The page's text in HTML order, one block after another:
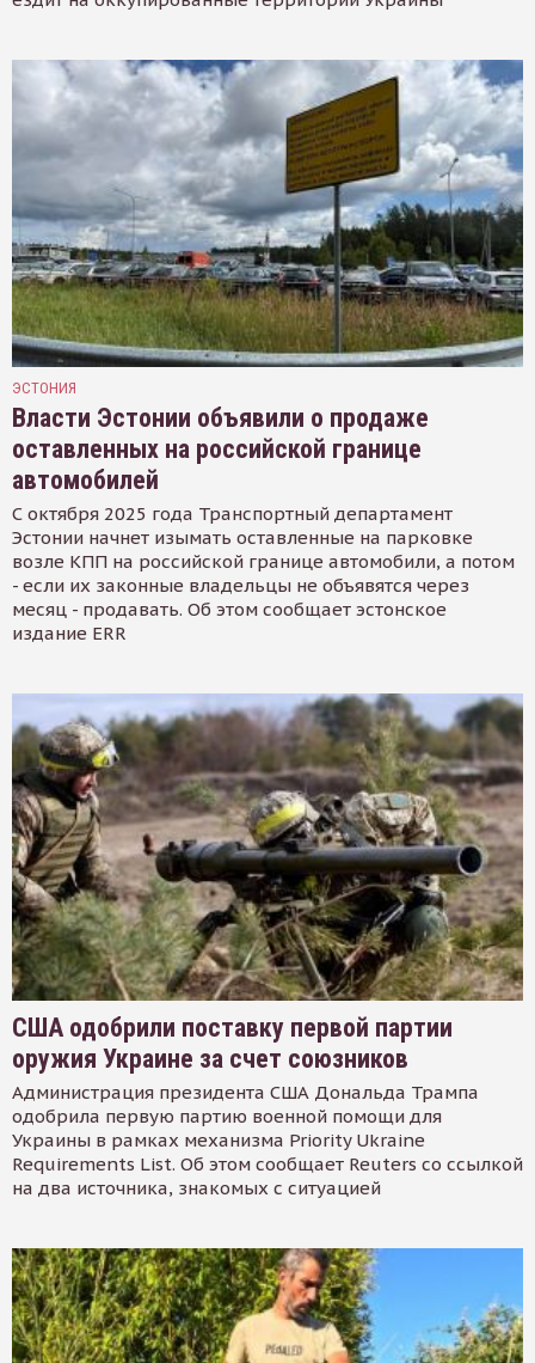
ЭСТОНИЯ
Власти Эстонии объявили о продаже
оставленных на российской границе
автомобилей
С октября 2025 года Транспортный департамент
Эстонии начнет изымать оставленные на парковке
возле КПП на российской границе автомобили, а потом
- если их законные владельцы не объявятся через
месяц - продавать. Об этом сообщает эстонское
издание ERR
США одобрили поставку первой партии
оружия Украине за счет союзников
Администрация президента США Дональда Трампа
одобрила первую партию военной помощи для
Украины в рамках механизма Priority Ukraine
Requirements List. Об этом сообщает Reuters со ссылкой
на два источника, знакомых с ситуацией